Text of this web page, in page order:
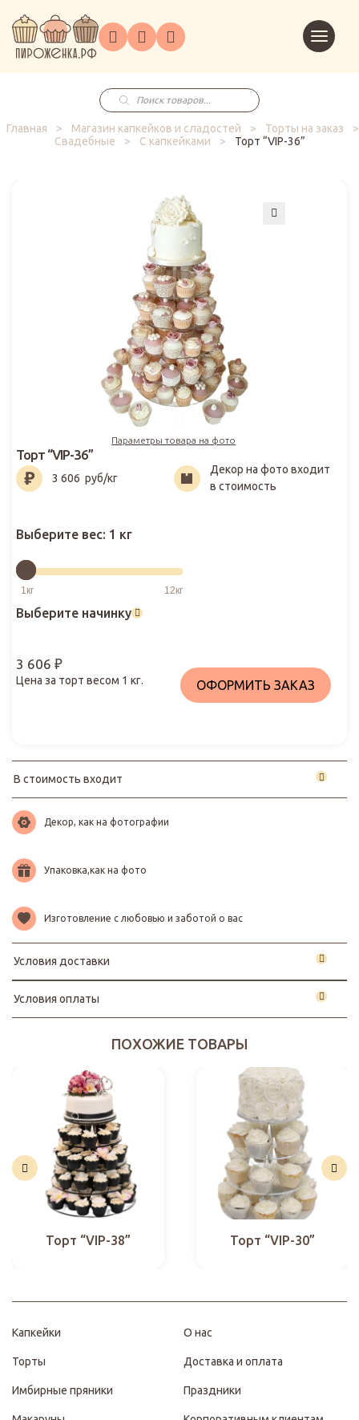
ГлавнаяКаталог
на
заказ
Праздники
Корпоративным
клиентам
в
корзину
Поиск
товаров
Главная
> Магазин капкейков и сладостей > Торты на заказ
>
Свадебные
> С капкейками > Торт “VIP-36”
Параметры товара на фото
3 606₽
Торт “VIP-36”
3 606 руб/кг
Декор на фото входит
в стоимость
Выберите вес: 1 кг
Выберите начинку
3 606 ₽
Цена за торт весом 1 кг. ОФОРМИТЬ ЗАКАЗ
В стоимость входит
Декор, как на фотографии
Упаковка,как на фото
Изготовление с любовью и заботой о вас
Условия доставки
Условия оплаты
ПОХОЖИЕ ТОВАРЫ
Торт “VIP-38” Торт “VIP-30”
Капкейки
Торты
Имбирные пряники
О нас
Доставка и оплата
Праздники